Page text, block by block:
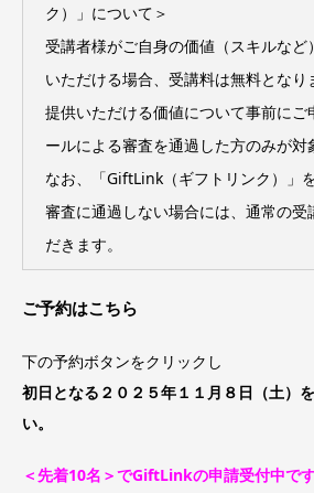
ク）」について＞
受講者様がご自身の価値（スキルなど
いただける場合、受講料は無料となり
提供いただける価値について事前にご
ールによる審査を通過した方のみが対
なお、「GiftLink（ギフトリンク）」
審査に通過しない場合には、通常の受
だきます。
ご予約はこちら
下の予約ボタンをクリックし
初日となる２０２５年１１月８日（土）
い。
＜先着10名＞でGiftLinkの申請受付中で